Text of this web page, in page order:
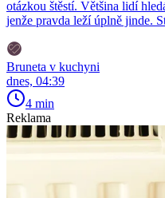
otázkou štěstí. Většina lidí
jenže pravda leží úplně jinde.
Bruneta v kuchyni
dnes, 04:39
4 min
Reklama